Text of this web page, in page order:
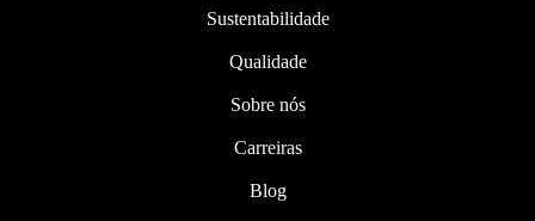
Sustentabilidade
Qualidade
Sobre nós
Carreiras
Blog